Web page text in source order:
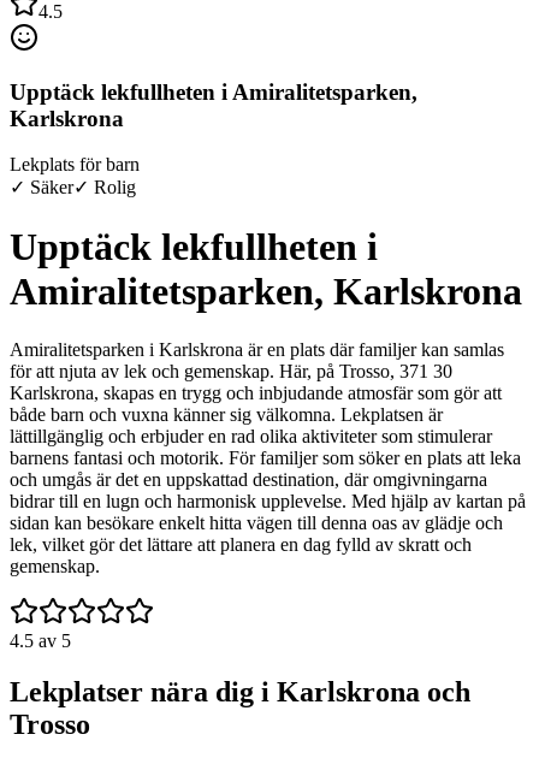
4.5
Upptäck lekfullheten i Amiralitetsparken,
Karlskrona
Lekplats för barn
✓ Säker✓ Rolig
Upptäck lekfullheten i
Amiralitetsparken, Karlskrona
Amiralitetsparken i Karlskrona är en plats där familjer kan samlas
för att njuta av lek och gemenskap. Här, på Trosso, 371 30
Karlskrona, skapas en trygg och inbjudande atmosfär som gör att
både barn och vuxna känner sig välkomna. Lekplatsen är
lättillgänglig och erbjuder en rad olika aktiviteter som stimulerar
barnens fantasi och motorik. För familjer som söker en plats att leka
och umgås är det en uppskattad destination, där omgivningarna
bidrar till en lugn och harmonisk upplevelse. Med hjälp av kartan på
sidan kan besökare enkelt hitta vägen till denna oas av glädje och
lek, vilket gör det lättare att planera en dag fylld av skratt och
gemenskap.
4.5 av 5
Lekplatser nära dig i Karlskrona och
Trosso